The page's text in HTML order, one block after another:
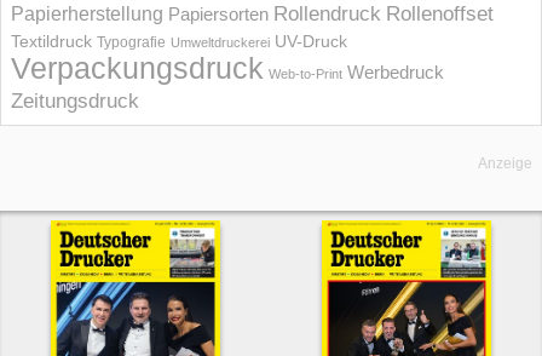
Papierherstellung Papiersorten Rollendruck Rollenoffset
Textildruck Typografie Umweltdruckerei UV-Druck
Verpackungsdruck Web-to-Print Werbedruck
Zeitungsdruck
Anzeige